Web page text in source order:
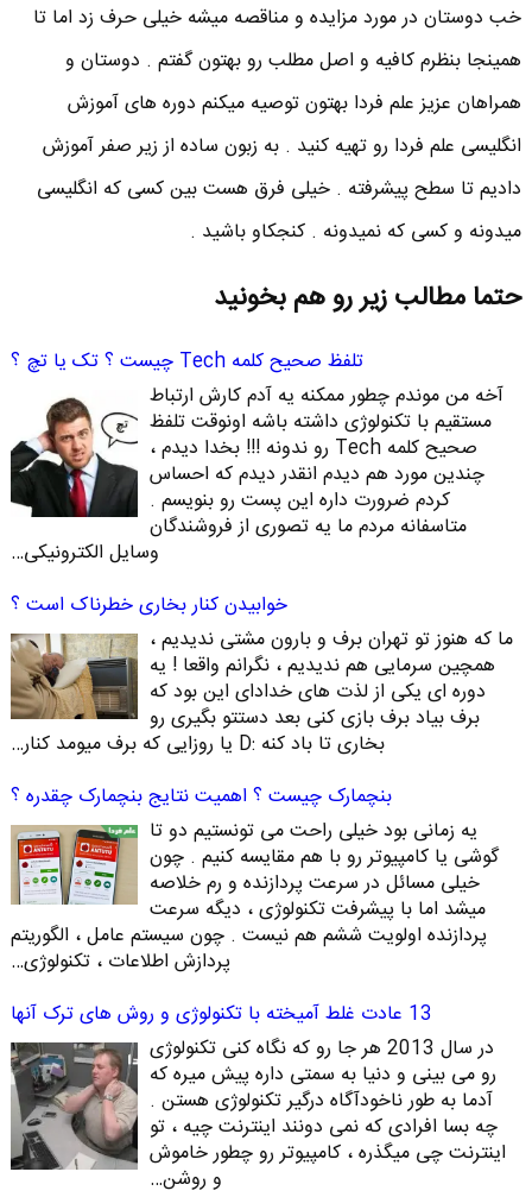
خب دوستان در مورد مزایده و مناقصه میشه خیلی حرف زد اما تا
همینجا بنظرم کافیه و اصل مطلب رو بهتون گفتم . دوستان و
همراهان عزیز علم فردا بهتون توصیه میکنم دوره های آموزش
انگلیسی علم فردا رو تهیه کنید . به زبون ساده از زیر صفر آموزش
دادیم تا سطح پیشرفته . خیلی فرق هست بین کسی که انگلیسی
میدونه و کسی که نمیدونه . کنجکاو باشید .
حتما مطالب زیر رو هم بخونید
تلفظ صحیح کلمه Tech چیست ؟ تک یا تچ ؟
آخه من موندم چطور ممکنه یه آدم کارش ارتباط
مستقیم با تکنولوژی داشته باشه اونوقت تلفظ
صحیح کلمه Tech رو ندونه !!! بخدا دیدم ،
چندین مورد هم دیدم انقدر دیدم که احساس
کردم ضرورت داره این پست رو بنویسم .
متاسفانه مردم ما یه تصوری از فروشندگان
وسایل الکترونیکی…
خوابیدن کنار بخاری خطرناک است ؟
ما که هنوز تو تهران برف و بارون مشتی ندیدیم ،
همچین سرمایی هم ندیدیم ، نگرانم واقعا ! یه
دوره ای یکی از لذت های خدادای این بود که
برف بیاد برف بازی کنی بعد دستتو بگیری رو
بخاری تا باد کنه :D یا روزایی که برف میومد کنار…
بنچمارک چیست ؟ اهمیت نتایج بنچمارک چقدره ؟
یه زمانی بود خیلی راحت می تونستیم دو تا
گوشی یا کامپیوتر رو با هم مقایسه کنیم . چون
خیلی مسائل در سرعت پردازنده و رم خلاصه
میشد اما با پیشرفت تکنولوژی ، دیگه سرعت
پردازنده اولویت ششم هم نیست . چون سیستم عامل ، الگوریتم
پردازش اطلاعات ، تکنولوژی…
13 عادت غلط آمیخته با تکنولوژی و روش های ترک آنها
در سال 2013 هر جا رو که نگاه کنی تکنولوژی
رو می بینی و دنیا به سمتی داره پیش میره که
آدما به طور ناخودآگاه درگیر تکنولوژی هستن .
چه بسا افرادی که نمی دونند اینترنت چیه ، تو
اینترنت چی میگذره ، کامپیوتر رو چطور خاموش
و روشن…